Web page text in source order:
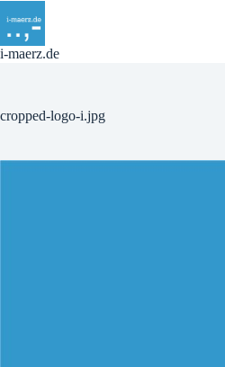
Inhalt
springen
i-maerz.de
cropped-logo-i.jpg